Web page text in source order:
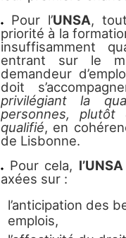
Pour l’UNSA,
priorité à la
insuffisamment
entrant sur le
demandeur
doit
privilégiant la
personnes, plutôt
qualifié, en
de Lisbonne.
Pour cela, l’UNSA
axées sur :
l’anticipation des
emplois,